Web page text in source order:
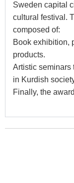
Sweden capital
cultural festival.
composed of:
Book exhibition,
products.
Artistic seminars
in Kurdish
Finally, the